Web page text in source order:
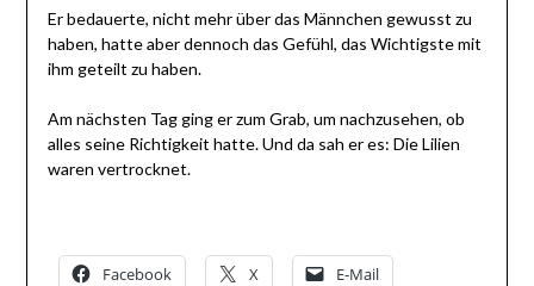
Er bedauerte, nicht mehr über das Männchen gewusst zu
haben, hatte aber dennoch das Gefühl, das Wichtigste mit
ihm geteilt zu haben.
Am nächsten Tag ging er zum Grab, um nachzusehen, ob
alles seine Richtigkeit hatte. Und da sah er es: Die Lilien
waren vertrocknet.
Facebook X E-Mail